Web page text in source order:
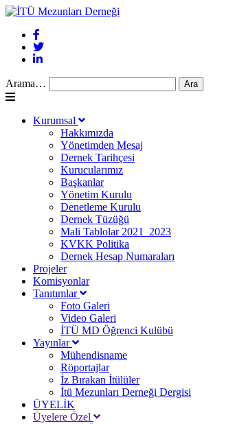
Arama…
Kurumsal
Hakkımızda
Yönetimden Mesaj
Dernek Tarihçesi
Kurucularımız
Başkanlar
Yönetim Kurulu
Denetleme Kurulu
Dernek Tüzüğü
Mali Tablolar 2021_2023
KVKK Politika
Dernek Hesap Numaraları
Projeler
Komisyonlar
Tanıtımlar
Foto Galeri
Video Galeri
İTÜ MD Öğrenci Kulübü
Yayınlar
Mühendisname
Röportajlar
İz Bırakan İtülüler
İtü Mezunları Derneği Dergisi
ÜYELİK
Üyelere Özel